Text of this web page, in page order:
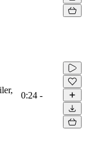
0:24 -